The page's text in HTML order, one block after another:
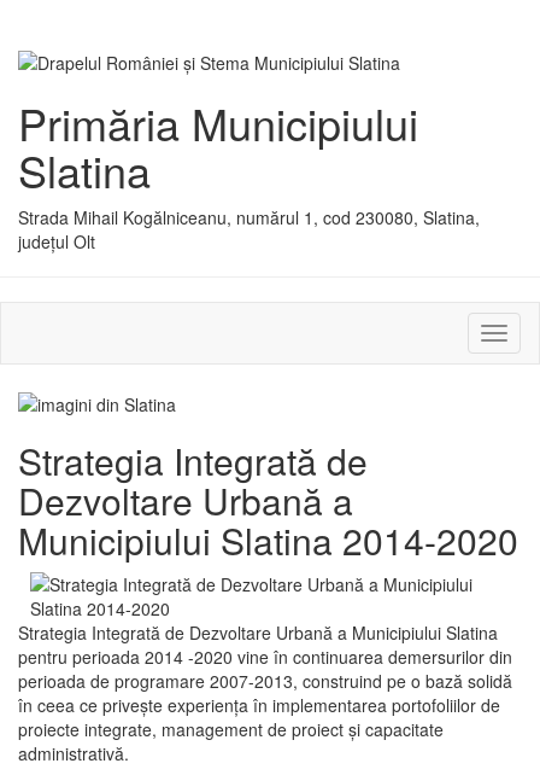
Primăria Municipiului
Slatina
Strada Mihail Kogălniceanu, numărul 1, cod 230080, Slatina,
județul Olt
sau
Strategia Integrată de
Dezvoltare Urbană a
Municipiului Slatina 2014-2020
Strategia Integrată de Dezvoltare Urbană a Municipiului Slatina
pentru perioada 2014 -2020 vine în continuarea demersurilor din
perioada de programare 2007-2013, construind pe o bază solidă
în ceea ce priveşte experienţa în implementarea portofoliilor de
proiecte integrate, management de proiect și capacitate
administrativă.